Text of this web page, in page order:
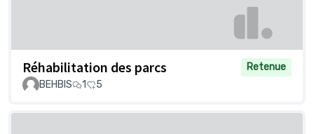
Réhabilitation des parcs
Retenue
BEHBIS
1 5